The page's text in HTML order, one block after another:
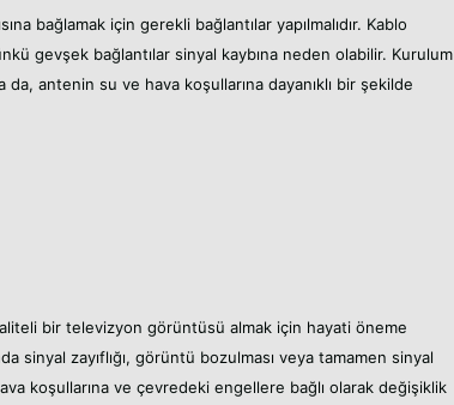
bağlamak için gerekli bağlantılar yapılmalıdır. Kablo
gevşek bağlantılar sinyal kaybına neden olabilir. Kurulum
antenin su ve hava koşullarına dayanıklı bir şekilde
bir televizyon görüntüsü almak için hayati öneme
sinyal zayıflığı, görüntü bozulması veya tamamen sinyal
koşullarına ve çevredeki engellere bağlı olarak değişiklik